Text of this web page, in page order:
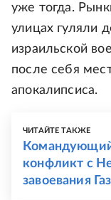
уже тогда.
улицах гуляли
израильской
после себя
апокалипсиса.
ЧИТАЙТЕ ТАКЖЕ
конфликт с
завоевания